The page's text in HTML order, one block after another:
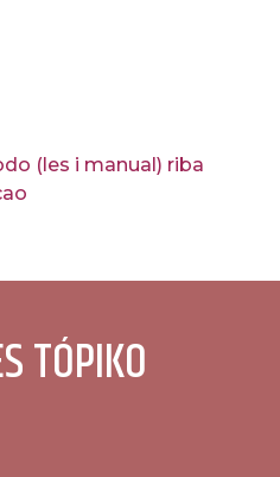
(les i manual) riba
TÓPIKO